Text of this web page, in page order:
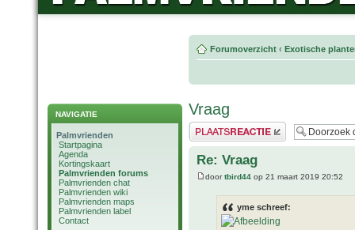
NAVIGATIE
Palmvrienden
Startpagina
Agenda
Kortingskaart
Palmvrienden forums
Palmvrienden chat
Palmvrienden wiki
Palmvrienden maps
Palmvrienden label
Contact
Forumoverzicht ‹ Exotische
Vraag
Plaats een reactie
Re: Vraag
doortbird44 op 21 maart 2019 20:52
yme schreef: